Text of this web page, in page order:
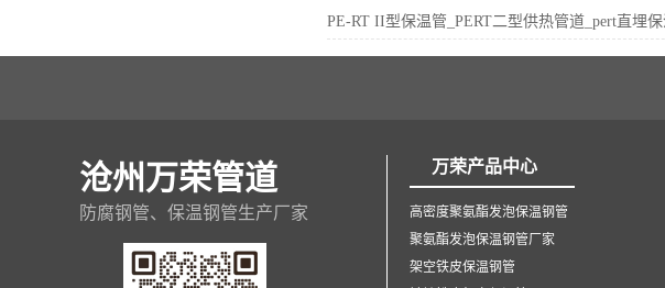
PE-RT II型保温管_PERT二型供热管道_pert直埋
沧州万荣管道
防腐钢管、保温钢管生产厂家
万荣产品中心
高密度聚氨酯发泡保温钢管
聚氨酯发泡保温钢管厂家
架空铁皮保温钢管